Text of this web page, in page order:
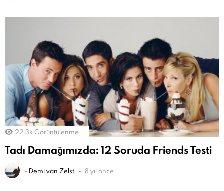
22.3k Görüntülenme
Tadı Damağımızda: 12 Soruda Friends Testi
- Demi van Zelst 8 yıl önce